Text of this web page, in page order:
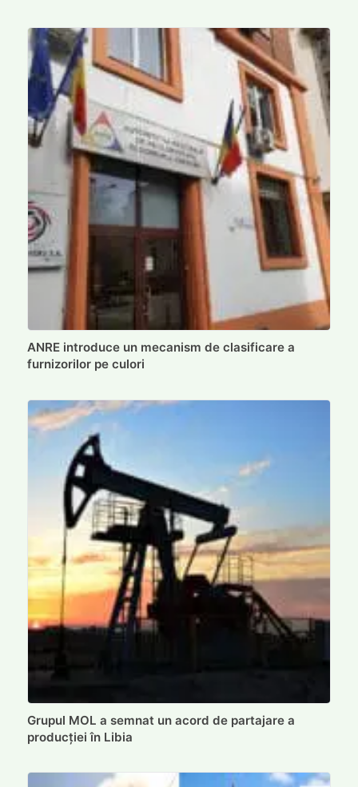
ANRE introduce un mecanism de clasificare a
furnizorilor pe culori
Grupul MOL a semnat un acord de partajare a
producției în Libia